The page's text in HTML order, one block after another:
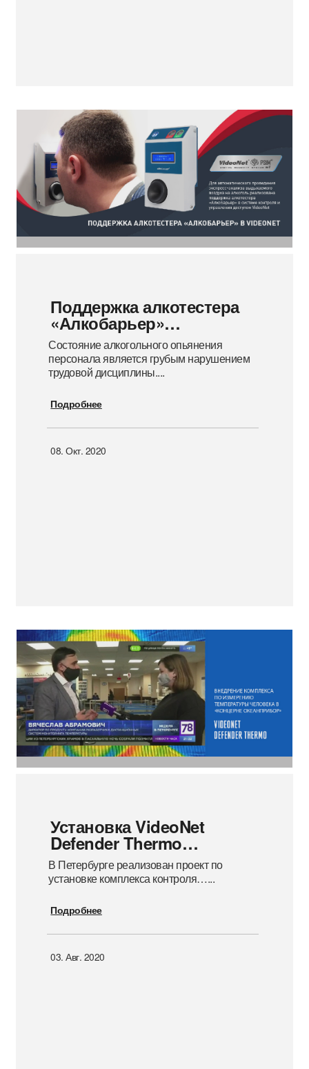
Поддержка алкотестера
«Алкобарьер»…
Состояние алкогольного опьянения
персонала является грубым нарушением
трудовой дисциплины....
Подробнее
08. Окт. 2020
Установка VideoNet
Defender Thermo…
В Петербурге реализован проект по
установке комплекса контроля…...
Подробнее
03. Авг. 2020